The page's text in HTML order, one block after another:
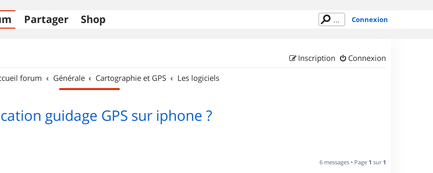
Partager Shop Connexion
Connexion
Inscription
forum Générale Cartographie et GPS Les logiciels
guidage GPS sur iphone ?
6 messages • Page 1 sur 1